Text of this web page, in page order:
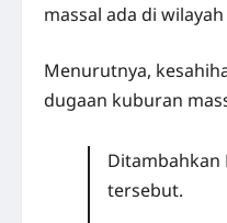
massal ada di
Menurutnya,
dugaan kuburan
Ditambahkan
tersebut.